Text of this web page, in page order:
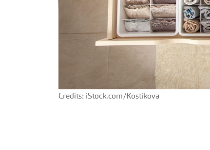
Credits: iStock.com/Kostikova